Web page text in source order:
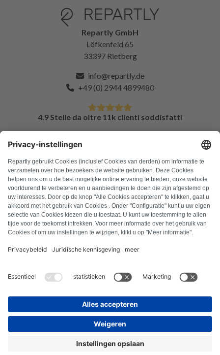
Repartly GmbH
Löfkenfeld 65
33397 Rietberg
info@repartly.de
+49 (0) 2944 4899480
4.9 Stelle da oltre 11k clienti soddisfatti
DOMANDE FREQUENTI
Tutti i codici di errore
Chi siamo
Stampa
Note legali
Termini e condizioni
Informativa sui cookie
Recesso dal contratto
© Repartly2026